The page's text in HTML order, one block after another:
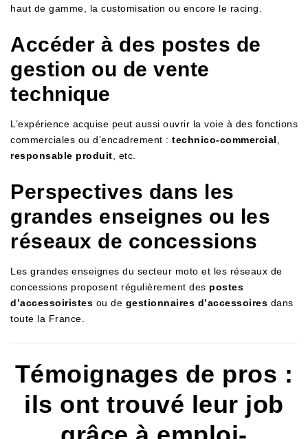
haut de gamme, la customisation ou encore le racing.
Accéder à des postes de
gestion ou de vente
technique
L’expérience acquise peut aussi ouvrir la voie à des fonctions
commerciales ou d’encadrement : technico-commercial
responsable produit , etc.
Perspectives dans les
grandes enseignes ou les
réseaux de concessions
Les grandes enseignes du secteur moto et les réseaux de
concessions proposent régulièrement des postes
d’accessoiristes ou de gestionnaires d’accessoires dans
toute la France.
Témoignages de pros :
ils ont trouvé leur job